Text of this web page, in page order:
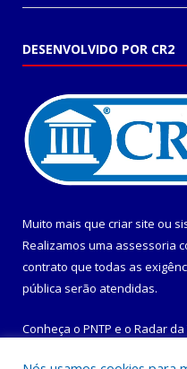
DESENVOLVIDO POR CR2
Muito mais que criar site ou
Realizamos uma assessoria
contrato que todas as
pública serão atendidas.
Conheça o PNTP e o Radar